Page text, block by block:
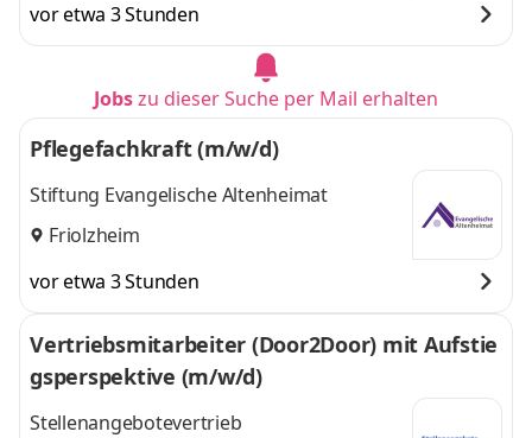
vor etwa 3 Stunden
Jobszu dieser Suche per Mail erhalten
Pflegefachkraft (m/w/d)
Stiftung Evangelische Altenheimat
Friolzheim
vor etwa 3 Stunden
Vertriebsmitarbeiter (Door2Door) mit Aufstie
gsperspektive (m/w/d)
Stellenangebotevertrieb